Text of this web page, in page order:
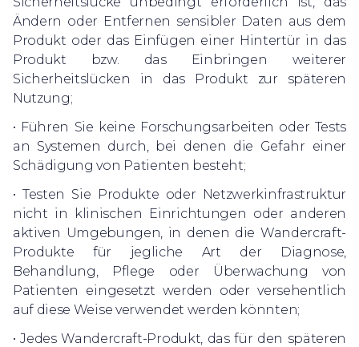
Ändern oder Entfernen sensibler Daten aus dem
Produkt oder das Einfügen einer Hintertür in das
Produkt bzw. das Einbringen weiterer
Sicherheitslücken in das Produkt zur späteren
Nutzung;
• Führen Sie keine Forschungsarbeiten oder Tests
an Systemen durch, bei denen die Gefahr einer
Schädigung von Patienten besteht;
• Testen Sie Produkte oder Netzwerkinfrastruktur
nicht in klinischen Einrichtungen oder anderen
aktiven Umgebungen, in denen die Wandercraft-
Produkte für jegliche Art der Diagnose,
Behandlung, Pflege oder Überwachung von
Patienten eingesetzt werden oder versehentlich
auf diese Weise verwendet werden könnten;
• Jedes Wandercraft-Produkt, das für den späteren